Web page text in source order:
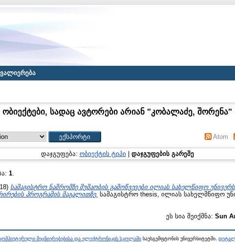
ობიექტები, სადაც ავტორები არიან "კობალაძე, შორენა"
Atom
დაჯგუფება: ობიექტის ტიპი დაჯგუფების გარეშე
1.
სამაგისტრო ნაშრომზე მუშაობის გამოწვევები ილიას სახელწიფო
პროგრამის მაგალითზე. სამაგისტრო thesis, ილიას სახელმწიფო
ეს სია შეიქმნა: Sun
კომპიუტერული მეცნიერებებისა და ელექტრონიკის სკოლაში საუსგემფტონის უნივერსიტეტში.